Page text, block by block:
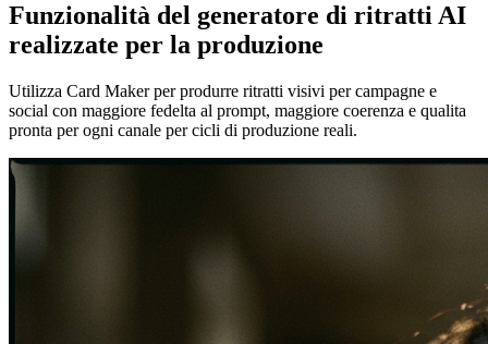
Funzionalità del generatore di ritratti AI
realizzate per la produzione
Utilizza Card Maker per produrre ritratti visivi per campagne e
social con maggiore fedelta al prompt, maggiore coerenza e qualita
pronta per ogni canale per cicli di produzione reali.